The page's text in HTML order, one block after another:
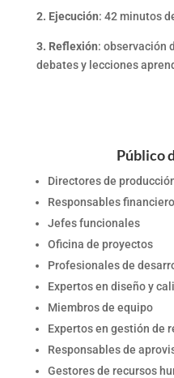
2. Ejecución: 42 minutos
3. Reflexión: observación
debates y lecciones
Público
Directores de
Responsables
Jefes funcionales
Oficina de proyectos
Profesionales de
Expertos en diseño y
Miembros de equipo
Expertos en gestión de
Responsables de
Gestores de recursos